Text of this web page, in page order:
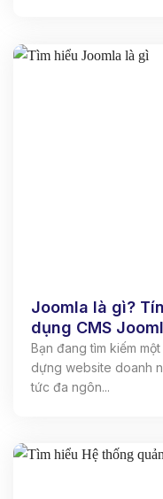
Joomla là gì?
dụng CMS
Bạn đang tìm kiếm
dựng website doanh
tức đa ngôn...